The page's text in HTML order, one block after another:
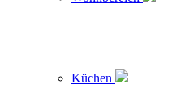
Küchen